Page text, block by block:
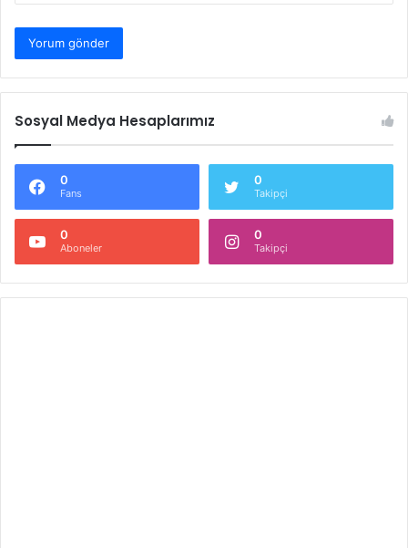
Sosyal Medya Hesaplarımız
0
Fans
0
Takipçi
0
Aboneler
0
Takipçi